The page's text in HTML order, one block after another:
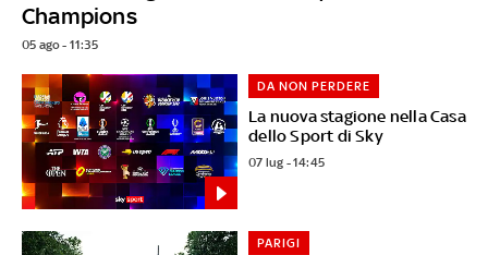
Champions
05 ago - 11:35
La nuova stagione nella Casa
dello Sport di Sky
DA NON PERDERE
07 lug - 14:45
PARIGI